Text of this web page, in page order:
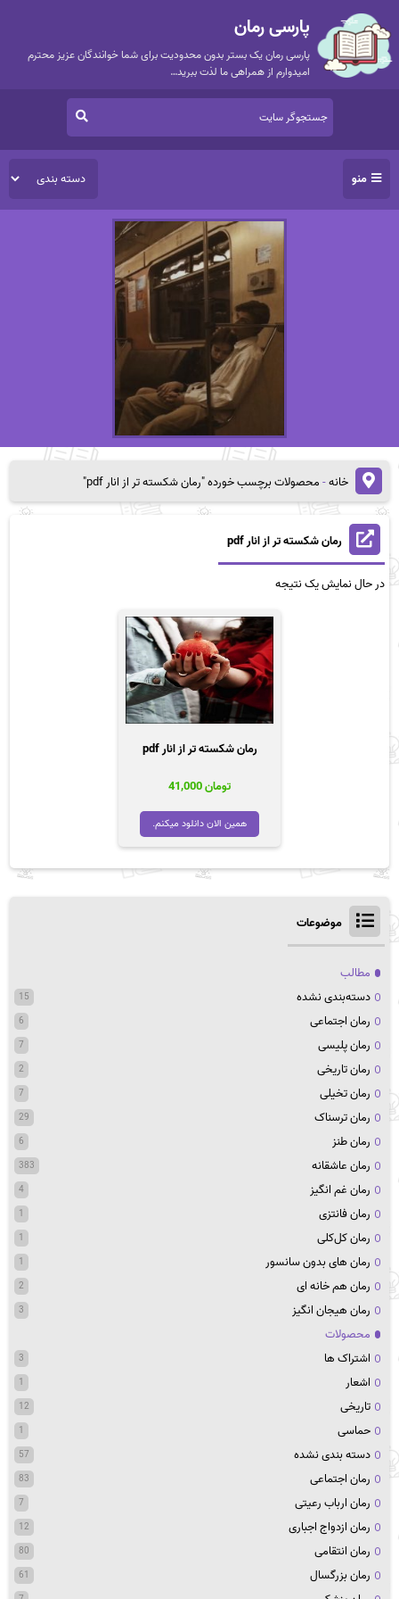
پارسی رمان
پارسی رمان یک بستر بدون محدودیت برای شما خوانندگان عزیز محترم
امیدوارم از همراهی ما لذت ببرید…
منو
خانه-محصولات برچسب خورده "رمان شکسته تر از انار pdf"
رمان شکسته تر از انار pdf
در حال نمایش یک نتیجه
رمان شکسته تر از انار pdf
تومان
همین الان دانلود میکنم.
موضوعات
مطالب
دسته‌بندی نشده
15
رمان اجتماعی 6
رمان پلیسی 7
رمان تاریخی 2
رمان تخیلی 7
رمان ترسناک 29
رمان طنز 6
رمان عاشقانه 383
رمان غم انگیز 4
رمان فانتزی 1
رمان کل‌کلی 1
رمان های بدون سانسور 1
رمان هم خانه ای 2
رمان هیجان انگیز 3
محصولات
اشتراک ها
3
اشعار 1
تاریخی 12
حماسی 1
دسته بندی نشده 57
رمان اجتماعی 83
رمان ارباب رعیتی 7
رمان ازدواج اجباری 12
رمان انتقامی 80
رمان بزرگسال 61